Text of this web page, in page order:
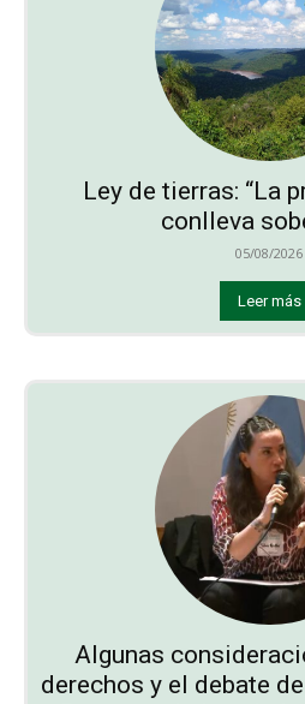
Ley de tierras: “La
conlleva
05/08/2026
Leer más
Algunas
derechos y el debate